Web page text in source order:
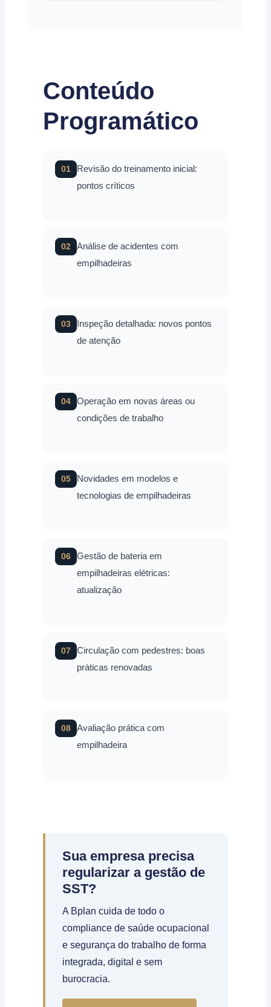
Conteúdo
Programático
01
Revisão do treinamento inicial:
pontos críticos
02
Análise de acidentes com
empilhadeiras
03
Inspeção detalhada: novos pontos
de atenção
04
Operação em novas áreas ou
condições de trabalho
05
Novidades em modelos e
tecnologias de empilhadeiras
06
Gestão de bateria em
empilhadeiras elétricas:
atualização
07
Circulação com pedestres: boas
práticas renovadas
08
Avaliação prática com
empilhadeira
Sua empresa precisa
regularizar a gestão de
SST?
A Bplan cuida de todo o
compliance de saúde ocupacional
e segurança do trabalho de forma
integrada, digital e sem
burocracia.